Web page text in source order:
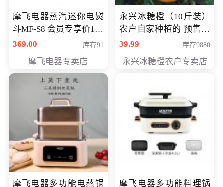
摩飞电器蒸汽迷你电熨
斗MF-S8 会员专享价168
元
369.00 库存91
摩飞电器专卖店
永兴冰糖橙（10斤装）
农户自家种植的 预售10
万斤 会员包邮专享价
39.99 库存9880
永兴冰糖橙农户专卖店
摩飞电器多功能电蒸锅
摩飞电器多功能料理锅